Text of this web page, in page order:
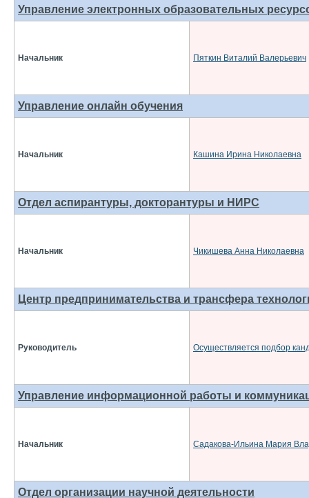
Управление электронных образовательных
Начальник Пяткин Виталий Валерьевич
Управление онлайн обучения
Начальник Кашина Ирина Николаевна
Отдел аспирантуры, докторантуры и НИРС
Начальник Чикишева Анна Николаевна
Центр предпринимательства и трансфера
Руководитель Осуществляется подбор
Управление информационной работы и
Начальник Садакова-Ильина Мария
Отдел организации научной деятельности